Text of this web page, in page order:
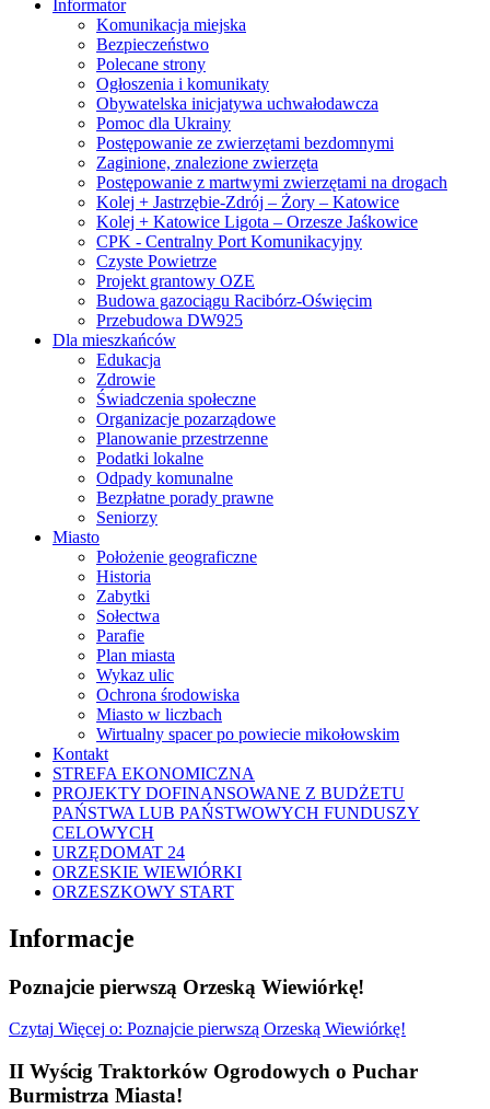
Informator
Komunikacja miejska
Bezpieczeństwo
Polecane strony
Ogłoszenia i komunikaty
Obywatelska inicjatywa uchwałodawcza
Pomoc dla Ukrainy
Postępowanie ze zwierzętami bezdomnymi
Zaginione, znalezione zwierzęta
Postępowanie z martwymi zwierzętami na drogach
Kolej + Jastrzębie-Zdrój – Żory – Katowice
Kolej + Katowice Ligota – Orzesze Jaśkowice
CPK - Centralny Port Komunikacyjny
Czyste Powietrze
Projekt grantowy OZE
Budowa gazociągu Racibórz-Oświęcim
Przebudowa DW925
Dla mieszkańców
Edukacja
Zdrowie
Świadczenia społeczne
Organizacje pozarządowe
Planowanie przestrzenne
Podatki lokalne
Odpady komunalne
Bezpłatne porady prawne
Seniorzy
Miasto
Położenie geograficzne
Historia
Zabytki
Sołectwa
Parafie
Plan miasta
Wykaz ulic
Ochrona środowiska
Miasto w liczbach
Wirtualny spacer po powiecie mikołowskim
Kontakt
STREFA EKONOMICZNA
PROJEKTY DOFINANSOWANE Z BUDŻETU
PAŃSTWA LUB PAŃSTWOWYCH FUNDUSZY
CELOWYCH
URZĘDOMAT 24
ORZESKIE WIEWIÓRKI
ORZESZKOWY START
Informacje
Poznajcie pierwszą Orzeską Wiewiórkę!
Czytaj Więcej o: Poznajcie pierwszą Orzeską Wiewiórkę!
II Wyścig Traktorków Ogrodowych o Puchar
Burmistrza Miasta!